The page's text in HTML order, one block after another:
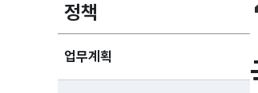
정책
업무계획